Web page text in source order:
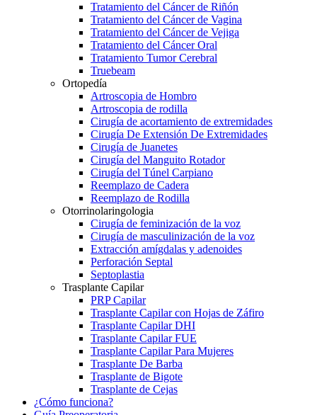
Tratamiento del Cáncer de Riñón
Tratamiento del Cáncer de Vagina
Tratamiento del Cáncer de Vejiga
Tratamiento del Cáncer Oral
Tratamiento Tumor Cerebral
Truebeam
Ortopedía
Artroscopia de Hombro
Artroscopia de rodilla
Cirugía de acortamiento de extremidades
Cirugía De Extensión De Extremidades
Cirugía de Juanetes
Cirugía del Manguito Rotador
Cirugía del Túnel Carpiano
Reemplazo de Cadera
Reemplazo de Rodilla
Otorrinolaringologia
Cirugía de feminización de la voz
Cirugía de masculinización de la voz
Extracción amígdalas y adenoides
Perforación Septal
Septoplastia
Trasplante Capilar
PRP Capilar
Trasplante Capilar con Hojas de Záfiro
Trasplante Capilar DHI
Trasplante Capilar FUE
Trasplante Capilar Para Mujeres
Trasplante De Barba
Trasplante de Bigote
Trasplante de Cejas
¿Cómo funciona?